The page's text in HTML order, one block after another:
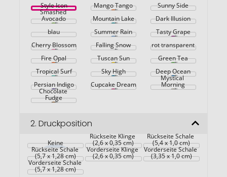
Style Icon Mango Tango Sunny Side
Smashed
Avocado Mountain Lake
Dark Illusion
blau
Summer Rain
Tasty Grape
Cherry Blossom
Falling Snow
rot transparent
Fire Opal
Tuscan Sun
Green Tea
Tropical Surf
Sky High
Deep Ocean
Persian Indigo
Cupcake Dream
Mystical
Morning
Chocolate
Fudge
2. Druckposition
Keine
Rückseite Klinge
(2,6 x 0,35 cm)
Rückseite Schale
(5,4 x 1,0 cm)
Rückseite Schale
(5,7 x 1,28 cm)
Vorderseite Klinge
(2,6 x 0,35 cm)
Vorderseite Schale
(3,35 x 1,0 cm)
Vorderseite Schale
(5,7 x 1,28 cm)